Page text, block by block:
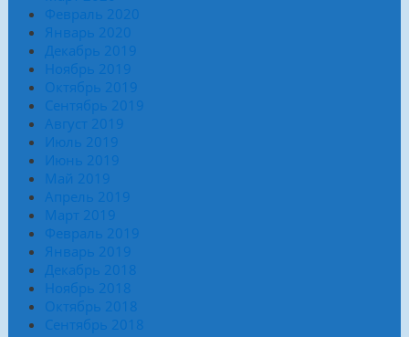
Февраль 2020
Январь 2020
Декабрь 2019
Ноябрь 2019
Октябрь 2019
Сентябрь 2019
Август 2019
Июль 2019
Июнь 2019
Май 2019
Апрель 2019
Март 2019
Февраль 2019
Январь 2019
Декабрь 2018
Ноябрь 2018
Октябрь 2018
Сентябрь 2018